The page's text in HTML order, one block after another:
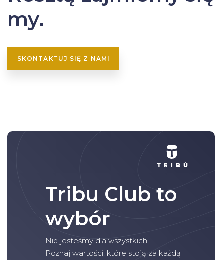
my.
SKONTAKTUJ SIĘ Z NAMI
Tribu Club to
wybór
Nie jesteśmy dla wszystkich.
Poznaj wartości, które stoją za każdą